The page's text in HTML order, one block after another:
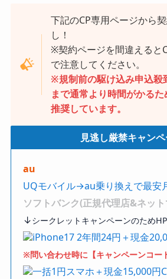
下記のCP専用ページから
し！
※契約ページを間違えると
で注意してください。
※規制前の駆け込み申込殺
まで通常より時間がかる
推奨しています。
見逃し厳禁キャン
au
UQモバイル→au乗り換えで最安
ソフトバンク(正規代理店&ネッ
↓シークレットキャンペーンのため
iPhone17 2年間24円＋現金
※問い合わせ時に【キャンペーンコー
一括1円スマホ＋現金15,000円